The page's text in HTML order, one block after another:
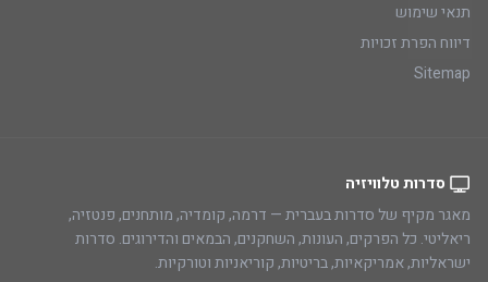
תנאי שימוש
דיווח הפרת זכויות
Sitemap
סדרות טלוויזיה
מאגר מקיף של סדרות בעברית — דרמה, קומדיה, מותחנים, פנטזיה,
ריאליטי. כל הפרקים, העונות, השחקנים, הבמאים והדירוגים. סדרות
ישראליות, אמריקאיות, בריטיות, קוריאניות וטורקיות.